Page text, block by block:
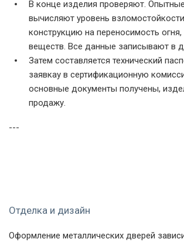
В конце изделия проверяют.
вычисляют уровень
конструкцию на переносимость огня,
веществ. Все данные записывают в
Затем составляется технический
заявкау в сертификационную
основные документы получены,
продажу.
---
Отделка и дизайн
Оформление металлических дверей